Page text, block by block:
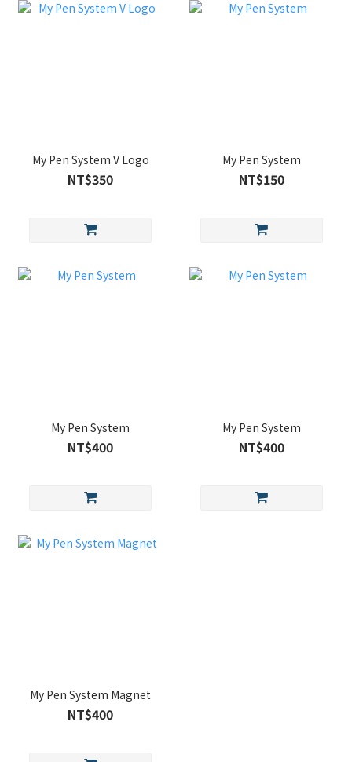
My Pen System V Logo
NT$350
My Pen System
NT$150
My Pen System
NT$400
My Pen System
NT$400
My Pen System Magnet
NT$400